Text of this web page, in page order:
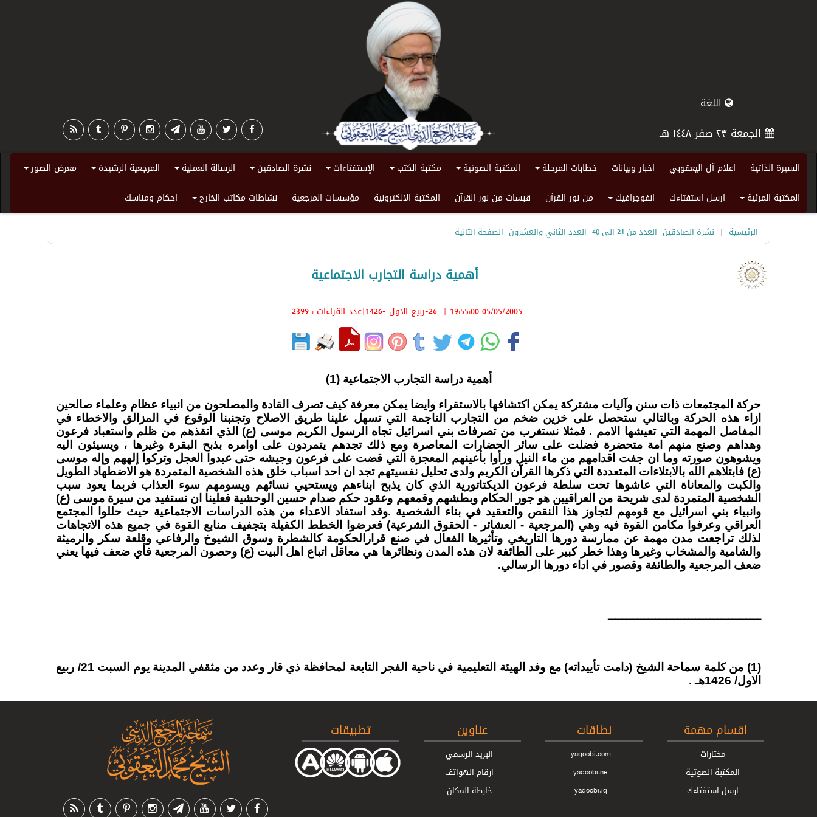
اللغة
الجمعة ٢٣ صفر ١٤٤٨ هـ
السيرة الذاتية اعلام آل اليعقوبي اخبار وبيانات خطابات المرحلة المكتبة الصوتية مكتبة الكتب الإستفتاءات نشرة الصادقين الرسالة العملية المرجعية الرشيدة معرض الصور
المكتبة المرئية ارسل استفتاءك انفوجرافيك من نور القرآن قبسات من نور القرآن المكتبة الالكترونية مؤسسات المرجعية نشاطات مكاتب الخارج احكام ومناسك
الرئيسية | نشرة الصادقين العدد من 21 الى 40 العدد الثاني والعشرون الصفحة الثانية
أهمية دراسة التجارب الاجتماعية
05/05/2005 19:55:00
| 26-ربيع الاول -1426 |عدد القراءات : 2399
أهمية دراسة التجارب الاجتماعية (1)
حركة المجتمعات ذات سنن وآليات مشتركة يمكن اكتشافها بالاستقراء وايضا يمكن معرفة كيف تصرف القادة والمصلحون من انبياء عظام وعلماء صالحين
ازاء هذه الحركة وبالتالي ستحصل على خزين ضخم من التجارب الناجمة التي تسهل علينا طريق الاصلاح وتجنبنا الوقوع في المزالق والاخطاء في
المفاصل المهمة التي تعيشها الامم . فمثلا نستغرب من تصرفات بني اسرائيل تجاه الرسول الكريم موسى (ع) الذي انقذهم من ظلم واستعباد فرعون
وهداهم وصنع منهم امة متحضرة فضلت على سائر الحضارات المعاصرة ومع ذلك تجدهم يتمردون على اوامره بذبح البقرة وغيرها ، ويسيئون اليه
ويشوهون صورته وما ان جفت اقدامهم من ماء النيل ورأوا بأعينهم المعجزة التي قضت على فرعون وجيشه حتى عبدوا العجل وتركوا إلههم وإله موسى
(ع) فابتلاهم الله بالابتلاءات المتعددة التي ذكرها القرآن الكريم ولدى تحليل نفسيتهم تجد ان احد اسباب خلق هذه الشخصية المتمردة هو الاضطهاد الطويل
والكبت والمعاناة التي عاشوها تحت سلطة فرعون الديكتاتورية الذي كان يذبح ابناءهم ويستحيي نسائهم ويسومهم سوء العذاب فربما يعود سبب
الشخصية المتمردة لدى شريحة من العراقيين هو جور الحكام وبطشهم وقمعهم وعقود حكم صدام حسين الوحشية فعلينا ان نستفيد من سيرة موسى (ع)
وانبياء بني اسرائيل مع قومهم لتجاوز هذا النقص والتعقيد في بناء الشخصية .وقد استفاد الاعداء من هذه الدراسات الاجتماعية حيث حللوا المجتمع
العراقي وعرفوا مكامن القوة فيه وهي (المرجعية - العشائر - الحقوق الشرعية) فعرضوا الخطط الكفيلة بتجفيف منابع القوة في جميع هذه الاتجاهات
لذلك تراجعت مدن مهمة عن ممارسة دورها التاريخي وتأثيرها الفعال في صنع قرارالحكومة كالشطرة وسوق الشيوخ والرفاعي وقلعة سكر والرميثة
والشامية والمشخاب وغيرها وهذا خطر كبير على الطائفة لان هذه المدن ونظائرها هي معاقل اتباع اهل البيت (ع) وحصون المرجعية فأي ضعف فيها يعني
ضعف المرجعية والطائفة وقصور في اداء دورها الرسالي.
ــــــــــــــــــــــــــــــــــــــــــ
(1) من كلمة سماحة الشيخ (دامت تأييداته) مع وفد الهيئة التعليمية في ناحية الفجر التابعة لمحافظة ذي قار وعدد من مثقفي المدينة يوم السبت 21/ ربيع
الاول/ 1426هـ .
اقسام مهمة
مختارات
المكتبة الصوتية
ارسل استفتاءك
نطاقات
yaqoobi.com
yaqoobi.net
yaqoobi.iq
عناوين
البريد الرسمي
ارقام الهواتف
خارطة المكان
تطبيقات